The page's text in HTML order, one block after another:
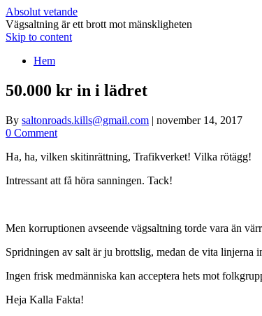
Absolut vetande
Vägsaltning är ett brott mot mänskligheten
Skip to content
Hem
50.000 kr in i lädret
By saltonroads.kills@gmail.com | november 14, 2017
0 Comment
Ha, ha, vilken skitinrättning, Trafikverket! Vilka rötägg!
Intressant att få höra sanningen. Tack!
Men korruptionen avseende vägsaltning torde vara än
Spridningen av salt är ju brottslig, medan de vita linjerna
Ingen frisk medmänniska kan acceptera hets mot
Heja Kalla Fakta!